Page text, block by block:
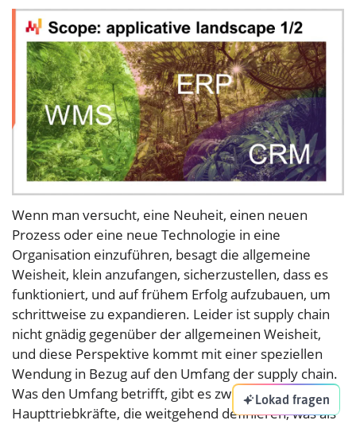
Wenn man versucht, eine Neuheit, einen neuen
Prozess oder eine neue Technologie in eine
Organisation einzuführen, besagt die allgemeine
Weisheit, klein anzufangen, sicherzustellen, dass es
funktioniert, und auf frühem Erfolg aufzubauen, um
schrittweise zu expandieren. Leider ist supply chain
nicht gnädig gegenüber der allgemeinen Weisheit,
und diese Perspektive kommt mit einer speziellen
Wendung in Bezug auf den Umfang der supply chain.
Was den Umfang betrifft, gibt es zwei
Haupttriebkräfte, die weitgehend definieren, was als
Lokad fragen